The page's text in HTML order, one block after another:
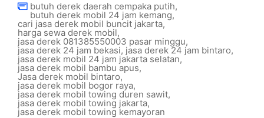
butuh derek daerah cempaka putih,
butuh derek mobil 24 jam kemang,
cari jasa derek mobil buncit jakarta,
harga sewa derek mobil,
jasa derek 081385550003 pasar minggu,
jasa derek 24 jam bekasi, jasa derek 24 jam bintaro,
jasa derek mobil 24 jam jakarta selatan,
jasa derek mobil bambu apus,
Jasa derek mobil bintaro,
jasa derek mobil bogor raya,
jasa derek mobil towing duren sawit,
jasa derek mobil towing jakarta,
jasa derek mobil towing kemayoran